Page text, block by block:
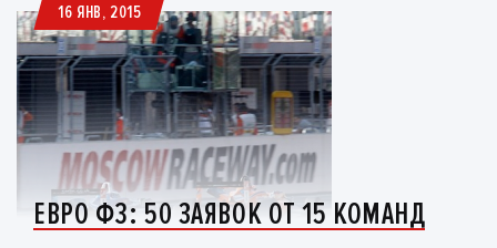
16 ЯНВ, 2015
ЕВРО Ф3: 50 ЗАЯВОК ОТ 15 КОМАНД